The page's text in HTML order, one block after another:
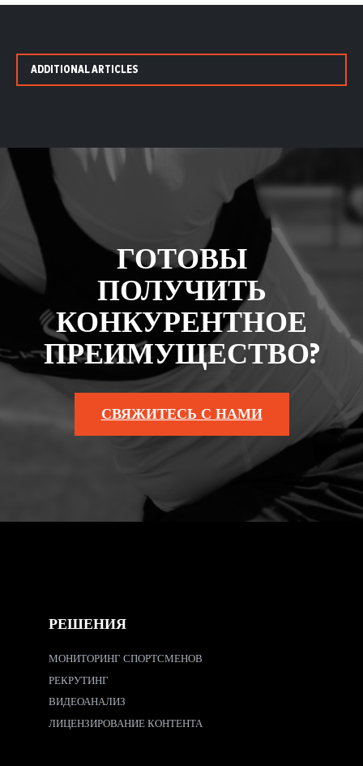
ADDITIONAL ARTICLES
ГОТОВЫ
ПОЛУЧИТЬ
КОНКУРЕНТНОЕ
ПРЕИМУЩЕСТВО?
СВЯЖИТЕСЬ С НАМИ
РЕШЕНИЯ
МОНИТОРИНГ СПОРТСМЕНОВ
РЕКРУТИНГ
ВИДЕОАНАЛИЗ
ЛИЦЕНЗИРОВАНИЕ КОНТЕНТА